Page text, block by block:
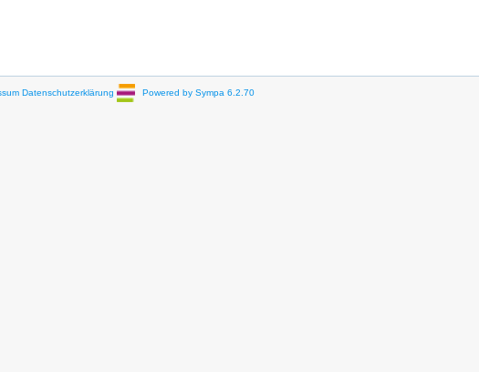
Datenschutzerklärung Powered by Sympa 6.2.70